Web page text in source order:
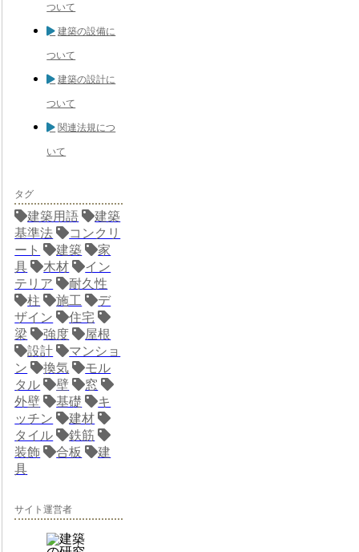
ついて
建築の設備に
ついて
建築の設計に
ついて
関連法規につ
いて
タグ
建築用語
建築
基準法
コンクリ
ート
建築
家
具
木材
イン
テリア
耐久性
柱
施工
デ
ザイン
住宅
梁
強度
屋根
設計
マンショ
ン
換気
モル
タル
壁
窓
外壁
基礎
キ
ッチン
建材
タイル
鉄筋
装飾
合板
建
具
サイト運営者